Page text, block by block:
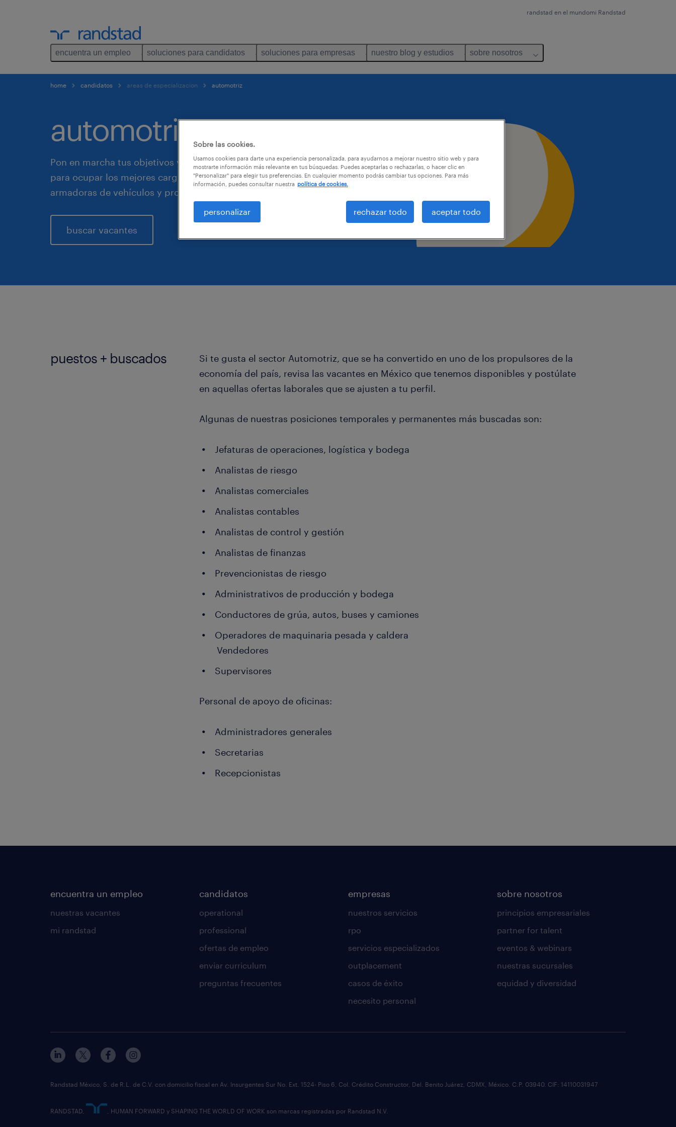
randstad en el mundomi Randstad
encuentra un empleo soluciones para candidatos soluciones para empresas nuestro blog y estudios sobre nosotros
home candidatos areas de especializacion automotriz
automotriz.
Pon en marcha tus objetivos y encuentra en Randstad el motor
para ocupar los mejores cargos dentro de importantes
armadoras de vehículos y proveedores.
buscar vacantes
puestos + buscados
Si te gusta el sector Automotriz, que se ha convertido en uno de los propulsores de la
economía del país, revisa las vacantes en México que tenemos disponibles y postúlate
en aquellas ofertas laborales que se ajusten a tu perfil.
Algunas de nuestras posiciones temporales y permanentes más buscadas son:
Jefaturas de operaciones, logística y bodega
Analistas de riesgo
Analistas comerciales
Analistas contables
Analistas de control y gestión
Analistas de finanzas
Prevencionistas de riesgo
Administrativos de producción y bodega
Conductores de grúa, autos, buses y camiones
Operadores de maquinaria pesada y caldera
Vendedores
Supervisores
Personal de apoyo de oficinas:
Administradores generales
Secretarias
Recepcionistas
encuentra un empleo
nuestras vacantes
mi randstad
candidatos
operational
professional
ofertas de empleo
enviar curriculum
preguntas frecuentes
empresas
nuestros servicios
rpo
servicios especializados
outplacement
casos de éxito
necesito personal
sobre nosotros
principios empresariales
partner for talent
eventos & webinars
nuestras sucursales
equidad y diversidad
Randstad México, S. de R.L. de C.V. con domicilio fiscal en Av. Insurgentes Sur No. Ext. 1524- Piso 6, Col. Crédito Constructor, Del. Benito Juárez, CDMX, México. C.P. 03940. CIF: 14110031947
RANDSTAD, , HUMAN FORWARD y SHAPING THE WORLD OF WORK son marcas registradas por Randstad N.V.
Sobre las cookies.
Usamos cookies para darte una experiencia personalizada, para ayudarnos a mejorar nuestro sitio web y para
mostrarte información más relevante en tus búsquedas. Puedes aceptarlas o rechazarlas, o hacer clic en
"Personalizar" para elegir tus preferencias. En cualquier momento podrás cambiar tus opciones. Para más
información, puedes consultar nuestra política de cookies.
personalizar rechazar todo aceptar todo